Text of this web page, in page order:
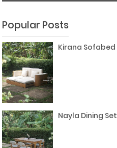
Popular Posts
Kirana Sofabed
Nayla Dining Set